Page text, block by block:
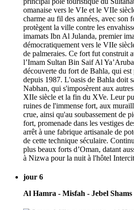
omanaise vers le VIe et le VIIe
charme au fil des années, avec son
protègent la ville contre les
imamats Ibn Al Julanda, premier
démocratiquement vers le VIIe
de palmeraies. Ce fort fut construit
l’Imam Sultan Bin Saif Al
découverte du fort de Bahla, qui
depuis 1987. L'oasis de Bahla doit
Nabhan, qui s'imposèrent aux
XIIe siècle et la fin du XVe. Leur
ruines de l'immense fort, aux
crue, ainsi qu'au soubassement de
fort, promenade dans les vestiges
arrêt à une fabrique artisanale de
de cette technique séculaire.
plus beaux forts d’Oman, datant
à Nizwa pour la nuit à l'hôtel
jour 6
Al Hamra - Misfah - Jebel Shams